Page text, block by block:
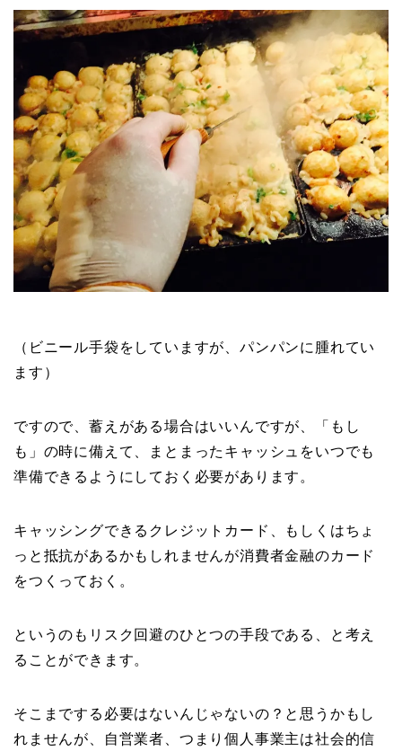
（ビニール手袋をしていますが、パンパンに腫れてい
ます）
ですので、蓄えがある場合はいいんですが、「もし
も」の時に備えて、まとまったキャッシュをいつでも
準備できるようにしておく必要があります。
キャッシングできるクレジットカード、もしくはちょ
っと抵抗があるかもしれませんが消費者金融のカード
をつくっておく。
というのもリスク回避のひとつの手段である、と考え
ることができます。
そこまでする必要はないんじゃないの？と思うかもし
れませんが、自営業者、つまり個人事業主は社会的信